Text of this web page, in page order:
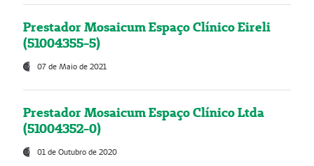
Prestador Mosaicum Espaço Clínico Eireli
(51004355-5)
07 de Maio de 2021
Prestador Mosaicum Espaço Clínico Ltda
(51004352-0)
01 de Outubro de 2020